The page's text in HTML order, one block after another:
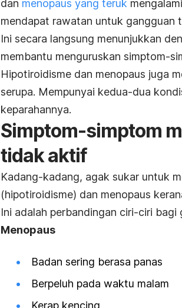
dan menopaus yang teruk
mendapat rawatan untuk gangguan
Ini secara langsung menunjukkan
membantu menguruskan simptom-
Hipotiroidisme dan menopaus juga
serupa. Mempunyai kedua-dua
keparahannya.
Simptom-simptom
tidak aktif
Kadang-kadang, agak sukar untuk
(hipotiroidisme) dan menopaus
Ini adalah perbandingan ciri-ciri
Menopaus
Badan sering berasa panas
Berpeluh pada waktu malam